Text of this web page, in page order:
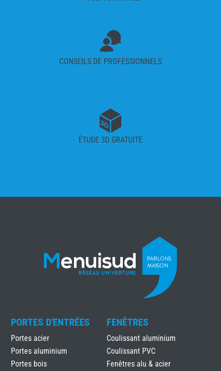
CONSEILS DE PROFESSIONNELS
ÉTUDE 3D GRATUITE
PORTES D'ENTRÉES
Portes acier
Portes aluminium
Portes bois
FENÊTRES
Coulissant aluminium
Coulissant PVC
Fenêtres alu & acier